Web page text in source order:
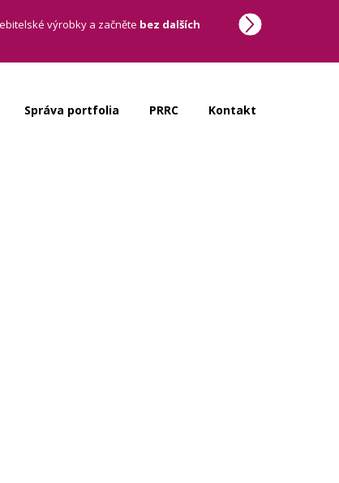
výrobky a začněte bez dalších
Správa portfolia PRRC Kontakt